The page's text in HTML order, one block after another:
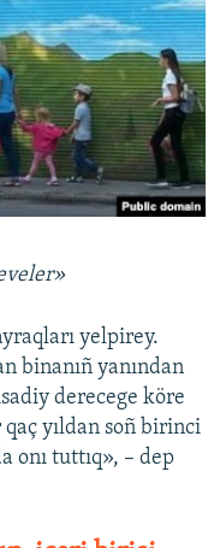
yelpirey.
binanıñ yanından
derecege köre
qaç yıldan soñ birinci
onı tuttıq», – dep